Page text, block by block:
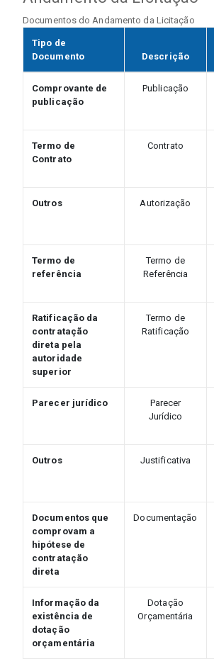
Documentos do Andamento da Licitação
Tipo de
Documento
Descrição
Comprovante de
publicação
Publicação
Termo de
Contrato
Contrato
Outros
Autorização
Termo de
referência
Termo de
Referência
Ratificação da
contratação
direta pela
autoridade
superior
Termo de
Ratificação
Parecer jurídico
Parecer
Jurídico
Outros
Justificativa
Documentos que
comprovam a
hipótese de
contratação
direta
Documentação
Informação da
existência de
dotação
orçamentária
Dotação
Orçamentária